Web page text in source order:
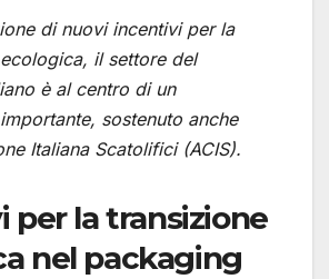
di nuovi incentivi per la
il settore del
è al centro di un
sostenuto anche
Italiana Scatolifici (ACIS).
per la transizione
nel packaging